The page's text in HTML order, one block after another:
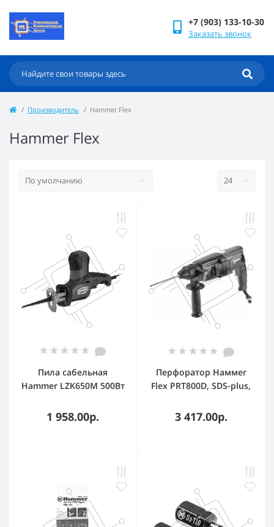
+7 (903) 133-10-30
Заказать звонок
Производитель Hammer Flex
Hammer Flex
Пила сабельная
Hammer LZK650M 500Вт
макс.пропил 60мм
1 958.00р.
Перфоратор Haммer
Flex PRT800D, SDS-plus,
3 417.00р.